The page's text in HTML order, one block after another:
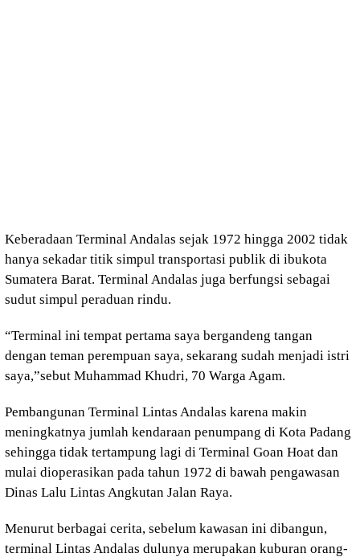
Keberadaan Terminal Andalas sejak 1972 hingga 2002 tidak
hanya sekadar titik simpul transportasi publik di ibukota
Sumatera Barat. Terminal Andalas juga berfungsi sebagai
sudut simpul peraduan rindu.
“Terminal ini tempat pertama saya bergandeng tangan
dengan teman perempuan saya, sekarang sudah menjadi istri
saya,”sebut Muhammad Khudri, 70 Warga Agam.
Pembangunan Terminal Lintas Andalas karena makin
meningkatnya jumlah kendaraan penumpang di Kota Padang
sehingga tidak tertampung lagi di Terminal Goan Hoat dan
mulai dioperasikan pada tahun 1972 di bawah pengawasan
Dinas Lalu Lintas Angkutan Jalan Raya.
Menurut berbagai cerita, sebelum kawasan ini dibangun,
terminal Lintas Andalas dulunya merupakan kuburan orang-